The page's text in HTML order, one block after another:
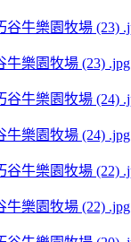
樂園牧場 (23) .jpg
樂園牧場 (24) .jpg
樂園牧場 (22) .jpg